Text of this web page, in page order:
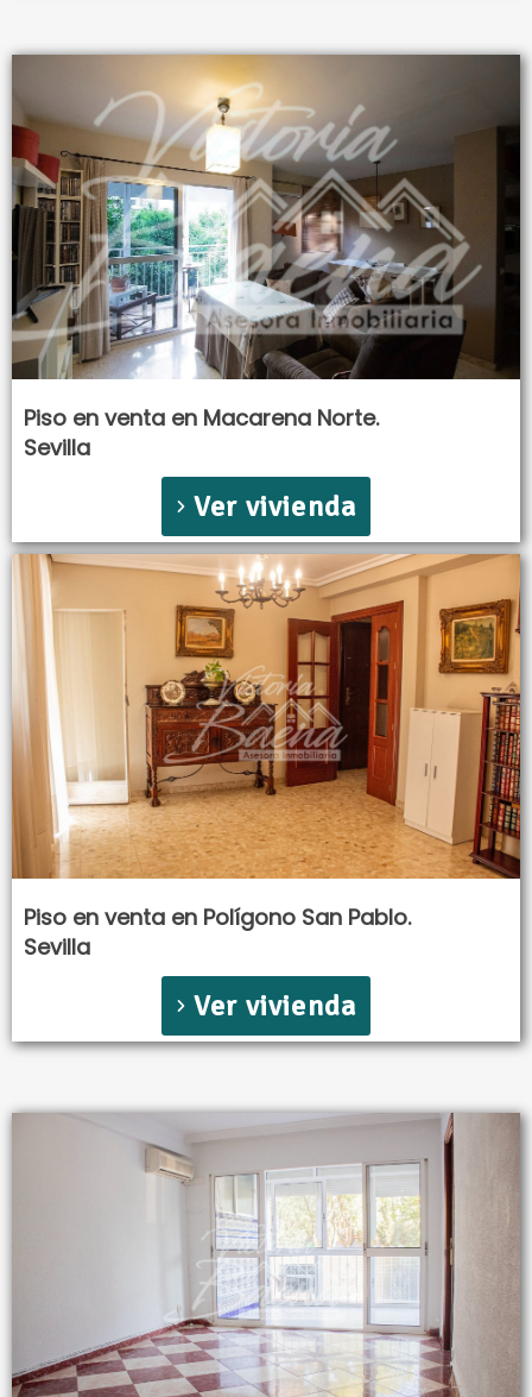
Piso en venta en Macarena Norte.
Sevilla
Ver vivienda
Piso en venta en Polígono San Pablo.
Sevilla
Ver vivienda